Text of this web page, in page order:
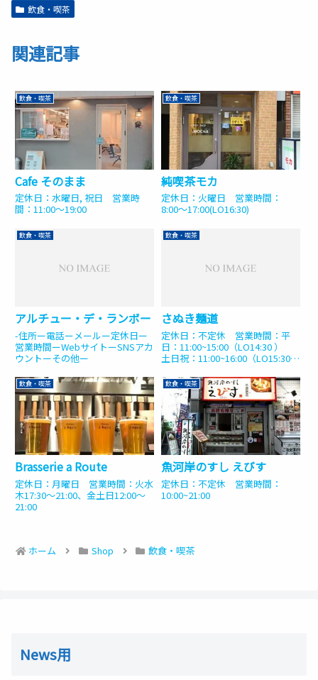
飲食・喫茶
関連記事
飲食・喫茶
Cafe そのまま
定休日：水曜日, 祝日 営業時
間：11:00〜19:00
飲食・喫茶
純喫茶モカ
定休日：火曜日 営業時間：
8:00〜17:00(LO16:30)
飲食・喫茶
アルチュー・デ・ランボー
-住所ー電話ーメールー定休日ー
営業時間ーWebサイトーSNSアカ
ウントーその他ー
飲食・喫茶
さぬき麺道
定休日：不定休 営業時間：平
日：11:00~15:00（LO14:30 ）
土日祝：11:00~16:00（LO15:30
飲食・喫茶
Brasserie a Route
定休日：月曜日 営業時間：火水
木17:30〜21:00、金土日12:00〜
21:00
飲食・喫茶
魚河岸のすし えびす
定休日：不定休 営業時間：
10:00~21:00
ホーム Shop 飲食・喫茶
News用